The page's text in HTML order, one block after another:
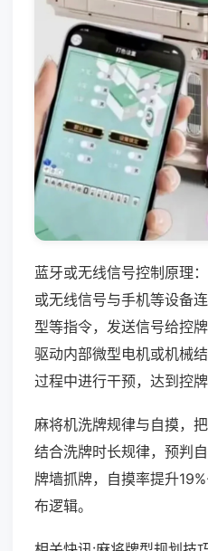
蓝牙或无线信号控制原理
或无线信号与手机等设备
型等指令，发送信号给控
驱动内部微型电机或机械
过程中进行干预，达到控牌
麻将机洗牌规律与自摸，
结合洗牌时长规律，预判
牌墙抓牌，自摸率提升
布逻辑。